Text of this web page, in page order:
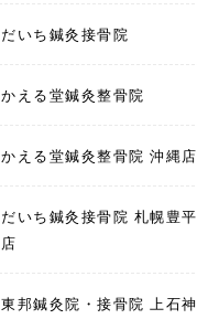
だいち鍼灸接骨院
かえる堂鍼灸整骨院
かえる堂鍼灸整骨院 沖縄店
だいち鍼灸接骨院 札幌豊平
店
東邦鍼灸院・接骨院 上石神